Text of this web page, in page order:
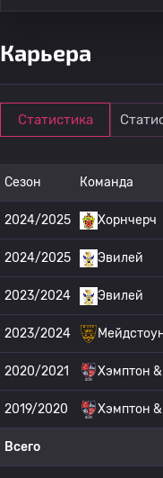
Карьера
Статистика
Сезон Команда
2024/2025 Хорнчерч
2024/2025 Эвилей
2023/2024 Эвилей
2023/2024
2020/2021 Хэмптон
2019/2020 Хэмптон
Всего